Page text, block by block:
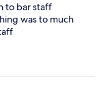
to bar staff
was to much